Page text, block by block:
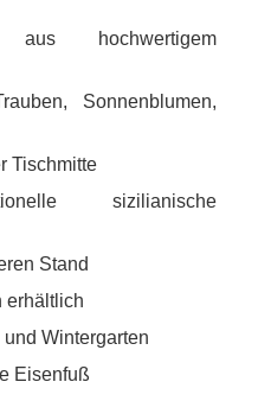
hochwertigem
Sonnenblumen,
Tischmitte
sizilianische
Stand
erhältlich
Wintergarten
Eisenfuß